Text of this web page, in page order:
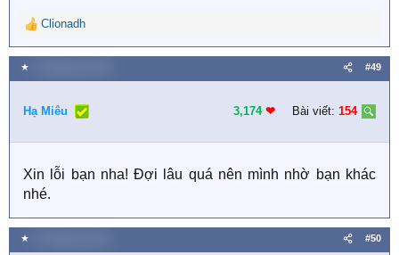
R
e
a
c
i
n
:
Clionadh
★ #49
Hạ Miêu 3,174 ❤︎ Bài viết: 154
Xin lỗi bạn nha! Đợi lâu quá nên mình nhờ bạn khác
nhé.
★ #50